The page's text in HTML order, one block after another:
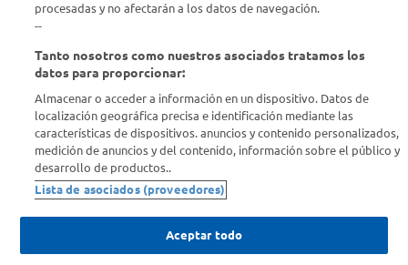
Descubrí Carrefour
Conocenos
Info útil
Comprá Online
Enterate de nuestras ofertas
Dejanos tu mail para recibir todas las ofertas y promociones antes
que nadie.
procesadas y no afectarán a los datos de navegación.
--
Tanto nosotros como nuestros asociados tratamos los
datos para proporcionar:
Almacenar o acceder a información en un dispositivo. Datos de
localización geográfica precisa e identificación mediante las
características de dispositivos. anuncios y contenido personalizados,
medición de anuncios y del contenido, información sobre el público y
desarrollo de productos..
Lista de asociados (proveedores)
Aceptar todo